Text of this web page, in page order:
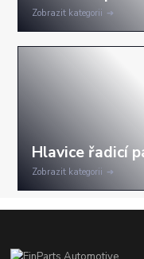
Zobrazit kategorii
Zobrazit kategorii